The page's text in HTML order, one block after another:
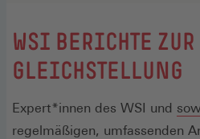
:
WSI BERICHTE ZUR
GLEICHSTELLUNG
Expert*innen des WSI und
regelmäßigen, umfassenden